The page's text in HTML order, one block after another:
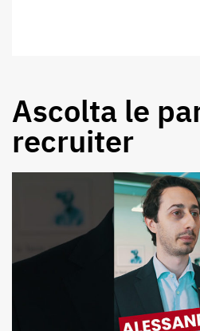
Ascolta le
recruiter